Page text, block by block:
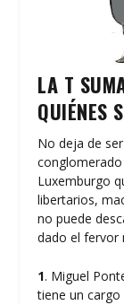
LA T
QUIÉNES
No deja de
Luxemburgo
libertarios,
no puede
dado el fervor
1. Miguel
tiene un